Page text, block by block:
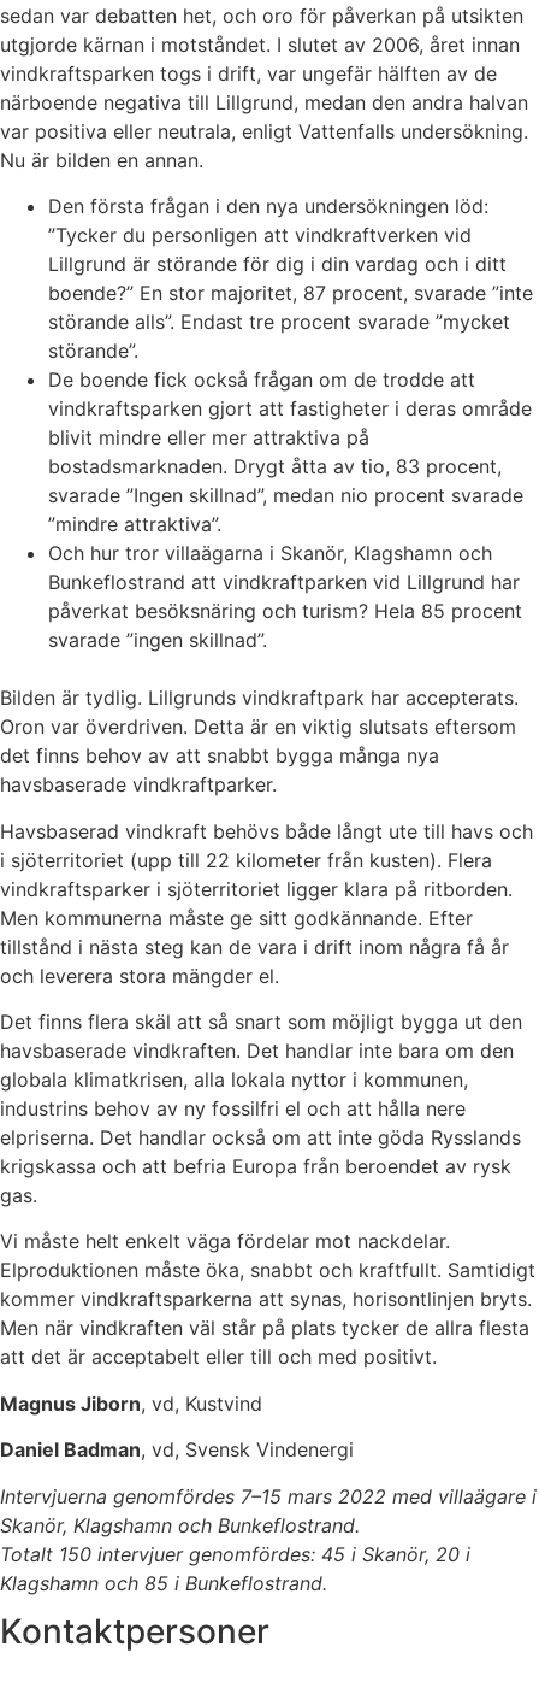
sedan var debatten het, och oro för påverkan på utsikten
utgjorde kärnan i motståndet. I slutet av 2006, året innan
vindkraftsparken togs i drift, var ungefär hälften av de
närboende negativa till Lillgrund, medan den andra halvan
var positiva eller neutrala, enligt Vattenfalls undersökning.
Nu är bilden en annan.
Den första frågan i den nya undersökningen löd:
”Tycker du personligen att vindkraftverken vid
Lillgrund är störande för dig i din vardag och i ditt
boende?” En stor majoritet, 87 procent, svarade ”inte
störande alls”. Endast tre procent svarade ”mycket
störande”.
De boende fick också frågan om de trodde att
vindkraftsparken gjort att fastigheter i deras område
blivit mindre eller mer attraktiva på
bostadsmarknaden. Drygt åtta av tio, 83 procent,
svarade ”Ingen skillnad”, medan nio procent svarade
”mindre attraktiva”.
Och hur tror villaägarna i Skanör, Klagshamn och
Bunkeflostrand att vindkraftparken vid Lillgrund har
påverkat besöksnäring och turism? Hela 85 procent
svarade ”ingen skillnad”.
Bilden är tydlig. Lillgrunds vindkraftpark har accepterats.
Oron var överdriven. Detta är en viktig slutsats eftersom
det finns behov av att snabbt bygga många nya
havsbaserade vindkraftparker.
Havsbaserad vindkraft behövs både långt ute till havs och
i sjöterritoriet (upp till 22 kilometer från kusten). Flera
vindkraftsparker i sjöterritoriet ligger klara på ritborden.
Men kommunerna måste ge sitt godkännande. Efter
tillstånd i nästa steg kan de vara i drift inom några få år
och leverera stora mängder el.
Det finns flera skäl att så snart som möjligt bygga ut den
havsbaserade vindkraften. Det handlar inte bara om den
globala klimatkrisen, alla lokala nyttor i kommunen,
industrins behov av ny fossilfri el och att hålla nere
elpriserna. Det handlar också om att inte göda Rysslands
krigskassa och att befria Europa från beroendet av rysk
gas.
Vi måste helt enkelt väga fördelar mot nackdelar.
Elproduktionen måste öka, snabbt och kraftfullt. Samtidigt
kommer vindkraftsparkerna att synas, horisontlinjen bryts.
Men när vindkraften väl står på plats tycker de allra flesta
att det är acceptabelt eller till och med positivt.
Magnus Jiborn, vd, Kustvind
Daniel Badman, vd, Svensk Vindenergi
Intervjuerna genomfördes 7–15 mars 2022 med villaägare i
Skanör, Klagshamn och Bunkeflostrand.
Totalt 150 intervjuer genomfördes: 45 i Skanör, 20 i
Klagshamn och 85 i Bunkeflostrand.
Kontaktpersoner